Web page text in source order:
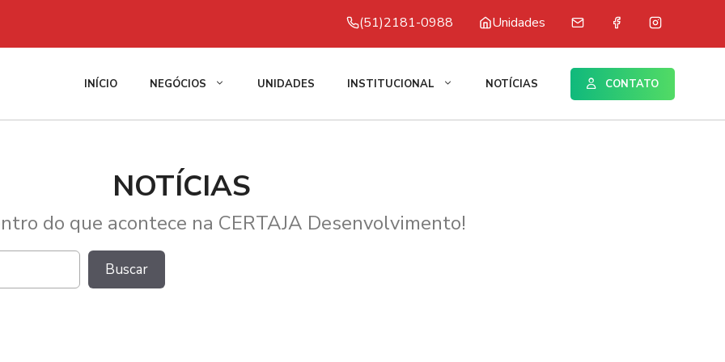
(51)2181-0988 Unidades
INÍCIO NEGÓCIOS UNIDADES INSTITUCIONAL NOTÍCIAS CONTATO
NOTÍCIAS
do que acontece na CERTAJA Desenvolvimento!
Buscar